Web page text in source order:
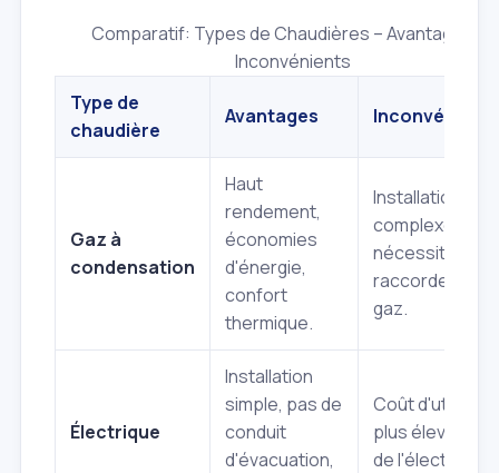
Comparatif: Types de Chaudières – Avantages et
Inconvénients
Type de
chaudière
Avantages Inconvénients
Gaz à
condensation
Haut
rendement,
économies
d'énergie,
confort
thermique.
Installation plus
complexe,
nécessite un
raccordement
gaz.
Électrique
Installation
simple, pas de
conduit
d'évacuation,
Coût
plus élevé (prix
de l'électricité).